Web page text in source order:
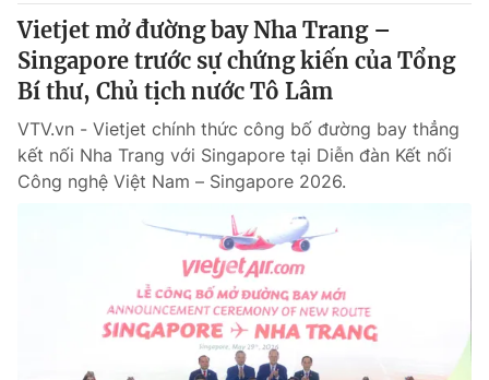
Vietjet mở đường bay Nha Trang –
Singapore trước sự chứng kiến của Tổng
Bí thư, Chủ tịch nước Tô Lâm
VTV.vn - Vietjet chính thức công bố đường bay thẳng
kết nối Nha Trang với Singapore tại Diễn đàn Kết nối
Công nghệ Việt Nam – Singapore 2026.